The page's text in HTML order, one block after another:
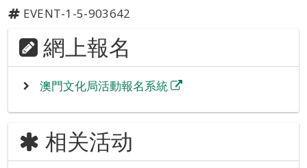
EVENT-1-5-903642
網上報名
澳門文化局活動報名系統
相关活动